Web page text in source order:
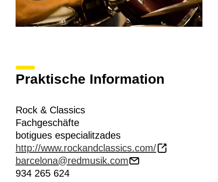
Praktische Information
Rock & Classics
Fachgeschäfte
botigues especialitzades
http://www.rockandclassics.com/
barcelona@redmusik.com
934 265 624